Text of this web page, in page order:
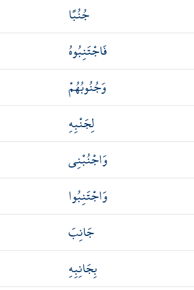
جُنُبًا
فَاجْتَنِبُوهُ
وَجُنُوبُهُمْ
لِجَنْبِهِ
وَاجْنُبْنِي
وَاجْتَنِبُوا
جَانِبَ
بِجَانِبِهِ